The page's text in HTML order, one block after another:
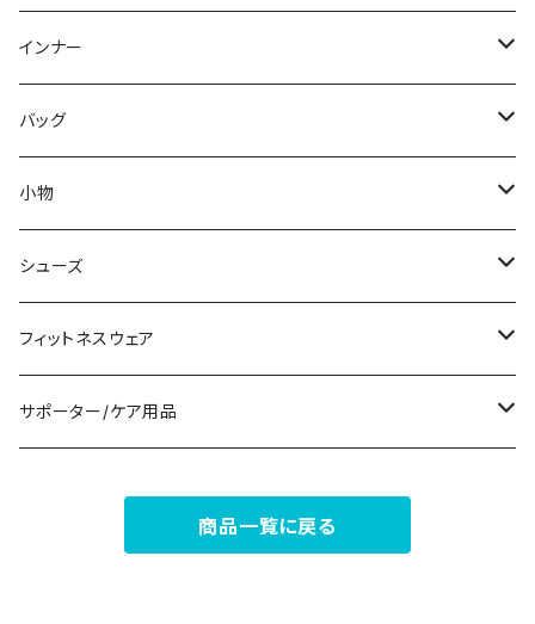
スウェット/トレーナー
その他
オールインワン
ラッシュガード
その他
ロング/マキシ
袖付き
ノースリーブ
パンツドレス
ナイトドレス
その他
スカートスーツ
その他
ネックレス
ブレスレット
ピアス
コサージュ
リング
その他
インナー
ブラ/ブラトップ/ベアトップ
ショーツ
タンクトップ/キャミソール
半袖/5分
7分/長袖
ペチコート/ペチパンツ
バッグ
サブバッグ
クラッチバッグ
トートバッグ
ショルダーバッグ
カジュアルバッグ
小物
マフラー/スカーフ/ストール
財布
アクセサリーケース
シューズ
スニーカー
ブーツ
フィットネスウェア
セット販売
サポーター/ケア用品
商品一覧に戻る